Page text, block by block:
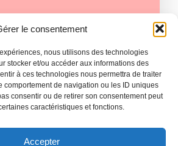
le consentement
nous utilisons des technologies
stocker et/ou accéder aux informations des
à ces technologies nous permettra de traiter
comportement de navigation ou les ID uniques
consentir ou de retirer son consentement peut
caractéristiques et fonctions.
Accepter
SEPTEMBRE 27
3-Goal Deficitto
football stadiums serve as